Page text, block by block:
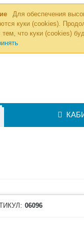
Для обеспечения
куки (cookies).
тем, что куки (cookies)
»
06096